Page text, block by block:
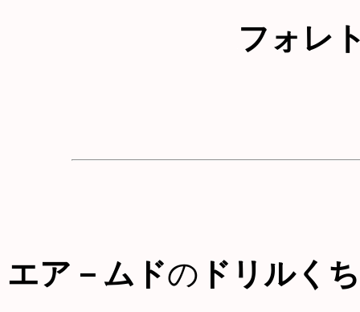
フォレ
エア－ムドの ドリルく